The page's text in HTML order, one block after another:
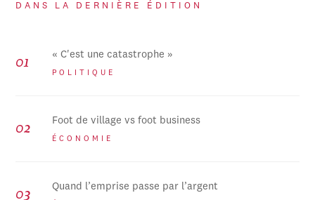
DANS LA DERNIÈRE ÉDITION
« C'est une catastrophe »
POLITIQUE
Foot de village vs foot business
ÉCONOMIE
Quand l’emprise passe par l’argent